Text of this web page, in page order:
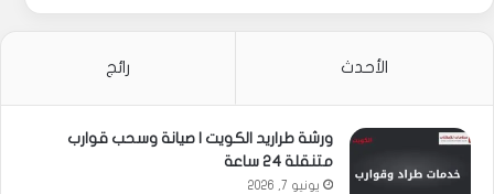
الأحدث رائج
ورشة طراريد الكويت | صيانة وسحب قوارب
متنقلة 24 ساعة
يونيو 7, 2026